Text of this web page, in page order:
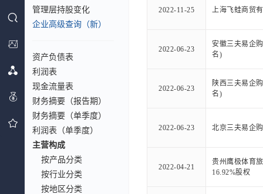
管理层持股变化
企业高级查询（新）
资产负债表
利润表
现金流量表
财务摘要（报告期）
财务摘要（单季度）
利润表（单季度）
主营构成
按产品分类
按行业分类
按地区分类
2022-11-25 上海飞蛙商贸
2022-06-23
安徽三夫易企
名)
2022-06-23
陕西三夫易企
名)
2022-06-23 北京三夫易企
2022-04-21
贵州鹰极体育
16.92%股权